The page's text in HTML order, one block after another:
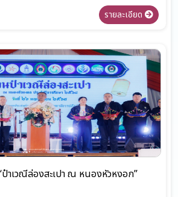
รายละเอียด
าเวณีล่องสะเปา ณ หนองหัวหงอก”